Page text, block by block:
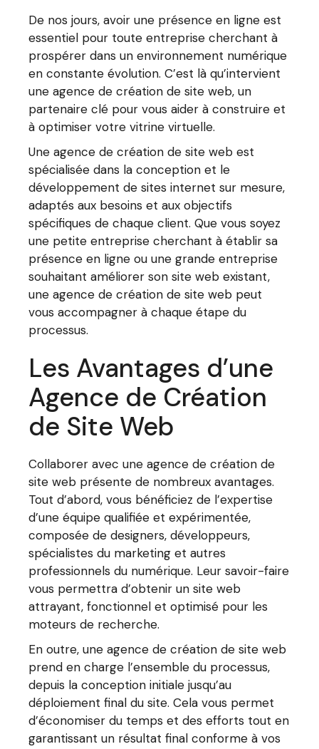
De nos jours, avoir une présence en ligne est
essentiel pour toute entreprise cherchant à
prospérer dans un environnement numérique
en constante évolution. C’est là qu’intervient
une agence de création de site web, un
partenaire clé pour vous aider à construire et
à optimiser votre vitrine virtuelle.
Une agence de création de site web est
spécialisée dans la conception et le
développement de sites internet sur mesure,
adaptés aux besoins et aux objectifs
spécifiques de chaque client. Que vous soyez
une petite entreprise cherchant à établir sa
présence en ligne ou une grande entreprise
souhaitant améliorer son site web existant,
une agence de création de site web peut
vous accompagner à chaque étape du
processus.
Les Avantages d’une
Agence de Création
de Site Web
Collaborer avec une agence de création de
site web présente de nombreux avantages.
Tout d’abord, vous bénéficiez de l’expertise
d’une équipe qualifiée et expérimentée,
composée de designers, développeurs,
spécialistes du marketing et autres
professionnels du numérique. Leur savoir-faire
vous permettra d’obtenir un site web
attrayant, fonctionnel et optimisé pour les
moteurs de recherche.
En outre, une agence de création de site web
prend en charge l’ensemble du processus,
depuis la conception initiale jusqu’au
déploiement final du site. Cela vous permet
d’économiser du temps et des efforts tout en
garantissant un résultat final conforme à vos